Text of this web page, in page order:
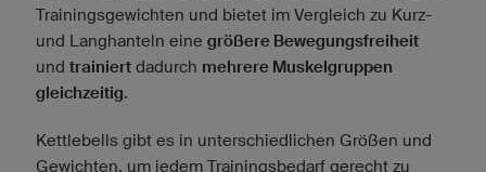
Trainingsgewichten und bietet im Vergleich zu Kurz-
und Langhanteln eine größere Bewegungsfreiheit
und trainiert dadurch mehrere Muskelgruppen
gleichzeitig.
Kettlebells gibt es in unterschiedlichen Größen und
Gewichten, um jedem Trainingsbedarf gerecht zu